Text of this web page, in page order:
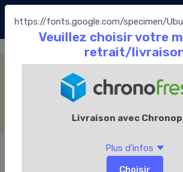
https://fonts.google.com/specimen/Ubuntu
La Boutique